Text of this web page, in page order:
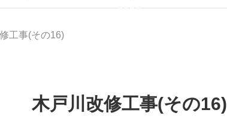
case
工事(その16)
木戸川改修工事(その16)